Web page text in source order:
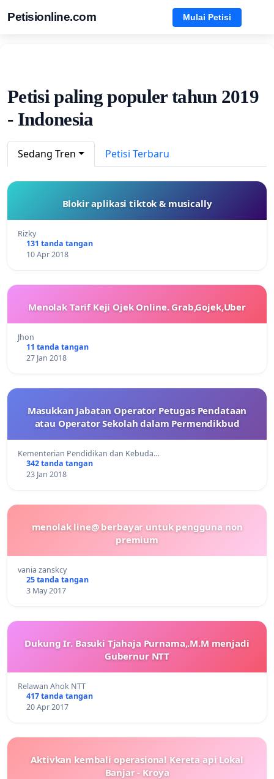
Petisionline.com Mulai Petisi
Petisi paling populer tahun 2019
- Indonesia
Sedang Tren Petisi Terbaru
Blokir aplikasi tiktok & musically
Rizky
131 tanda tangan
10 Apr 2018
Menolak Tarif Keji Ojek Online. Grab,Gojek,Uber
Jhon
11 tanda tangan
27 Jan 2018
Masukkan Jabatan Operator Petugas Pendataan
atau Operator Sekolah dalam Permendikbud
Kementerian Pendidikan dan Kebuda…
342 tanda tangan
23 Jan 2018
menolak line@ berbayar untuk pengguna non
premium
vania zanskcy
25 tanda tangan
3 May 2017
Dukung Ir. Basuki Tjahaja Purnama,.M.M menjadi
Gubernur NTT
Relawan Ahok NTT
417 tanda tangan
20 Apr 2017
Aktivkan kembali operasional Kereta api Lokal
Banjar - Kroya